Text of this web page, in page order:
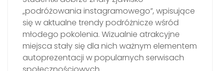
„podróżowania instagramowego”, wpisujące
się w aktualne trendy podróżnicze wśród
młodego pokolenia. Wizualnie atrakcyjne
miejsca stały się dla nich ważnym elementem
autoprezentacji w popularnych serwisach